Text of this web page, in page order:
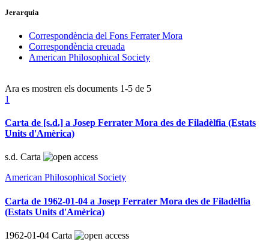
Jerarquia
Correspondència del Fons Ferrater Mora
Correspondència creuada
American Philosophical Society
Ara es mostren els documents 1-5 de 5
1
Carta de [s.d.] a Josep Ferrater Mora des de Filadèlfia (Estats
Units d'Amèrica)
s.d. Carta
American Philosophical Society
Carta de 1962-01-04 a Josep Ferrater Mora des de Filadèlfia
(Estats Units d'Amèrica)
1962-01-04 Carta